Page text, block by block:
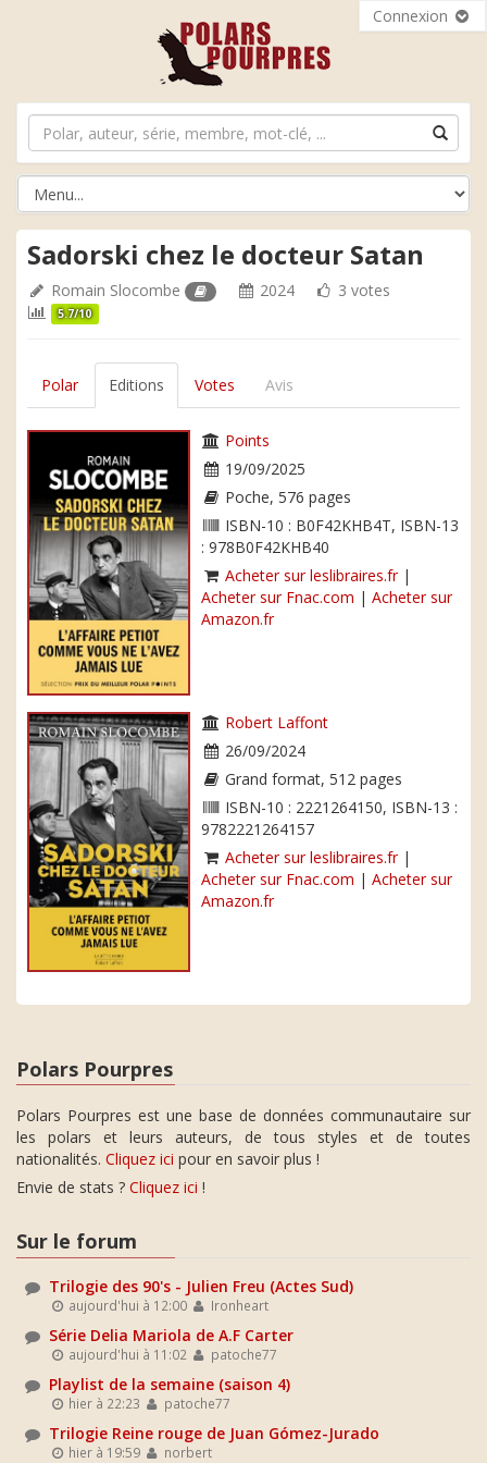
Connexion
Sadorski chez le docteur Satan
Romain Slocombe 2024 3 votes
5.7/10
Polar Editions Votes Avis
Points
19/09/2025
Poche, 576 pages
ISBN-10 : B0F42KHB4T, ISBN-13
: 978B0F42KHB40
Acheter sur leslibraires.fr|
Acheter sur Fnac.com | Acheter sur
Amazon.fr
Robert Laffont
26/09/2024
Grand format, 512 pages
ISBN-10 : 2221264150, ISBN-13 :
9782221264157
Acheter sur leslibraires.fr|
Acheter sur Fnac.com | Acheter sur
Amazon.fr
Polars Pourpres
Polars Pourpres est une base de données communautaire sur
les polars et leurs auteurs, de tous styles et de toutes
nationalités. Cliquez ici pour en savoir plus !
Envie de stats ? Cliquez ici !
Sur le forum
Trilogie des 90's - Julien Freu (Actes Sud)
aujourd'hui à 12:00 Ironheart
Série Delia Mariola de A.F Carter
aujourd'hui à 11:02 patoche77
Playlist de la semaine (saison 4)
hier à 22:23 patoche77
Trilogie Reine rouge de Juan Gómez-Jurado
hier à 19:59 norbert